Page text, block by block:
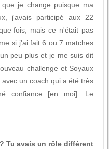
je change puisque ma
j'avais participé aux 22
fois, mais ce n'était pas
si j'ai fait 6 ou 7 matches
peu plus et je me suis dit
challenge et Soyaux
un coach qui a été très
confiance [en moi]. Le
Tu avais un rôle différent